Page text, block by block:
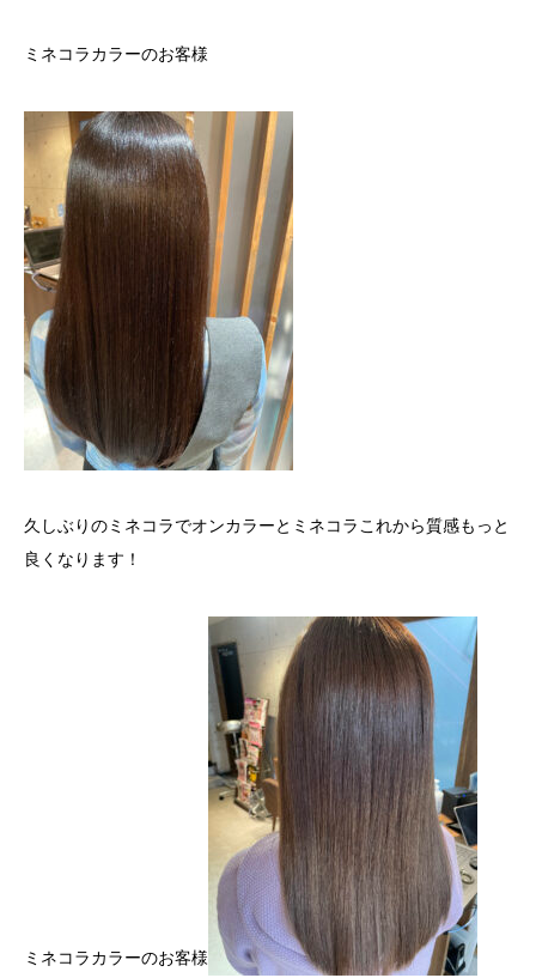
ミネコラカラーのお客様
久しぶりのミネコラでオンカラーとミネコラこれから質感もっと
良くなります！
ミネコラカラーのお客様